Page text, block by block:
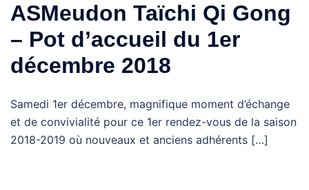
ASMeudon Taïchi Qi Gong
– Pot d’accueil du 1er
décembre 2018
Samedi 1er décembre, magnifique moment d’échange
et de convivialité pour ce 1er rendez-vous de la saison
2018-2019 où nouveaux et anciens adhérents […]